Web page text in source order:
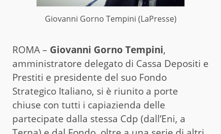
Giovanni Gorno Tempini (LaPresse)
ROMA – Giovanni Gorno Tempini,
amministratore delegato di Cassa Depositi e
Prestiti e presidente del suo Fondo
Strategico Italiano, si è riunito a porte
chiuse con tutti i capiazienda delle
partecipate dalla stessa Cdp (dall’Eni, a